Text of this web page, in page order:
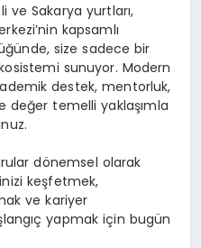
ve Sakarya yurtları,
kapsamlı
size sadece bir
sunuyor. Modern
destek, mentorluk,
değer temelli yaklaşımla
dönemsel olarak
keşfetmek,
ve kariyer
yapmak için bugün